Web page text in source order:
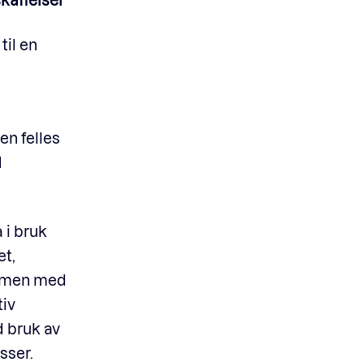
en
felles
i bruk
med
bruk av